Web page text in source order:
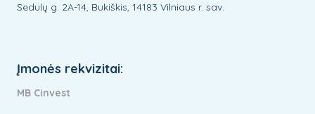
Sedulų g. 2A-14, Bukiškis, 14183 Vilniaus r. sav.
Įmonės rekvizitai:
MB Cinvest